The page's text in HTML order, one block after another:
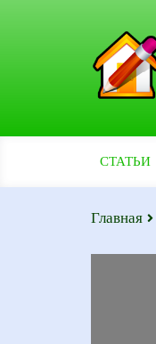
СТАТЬИ
Главная